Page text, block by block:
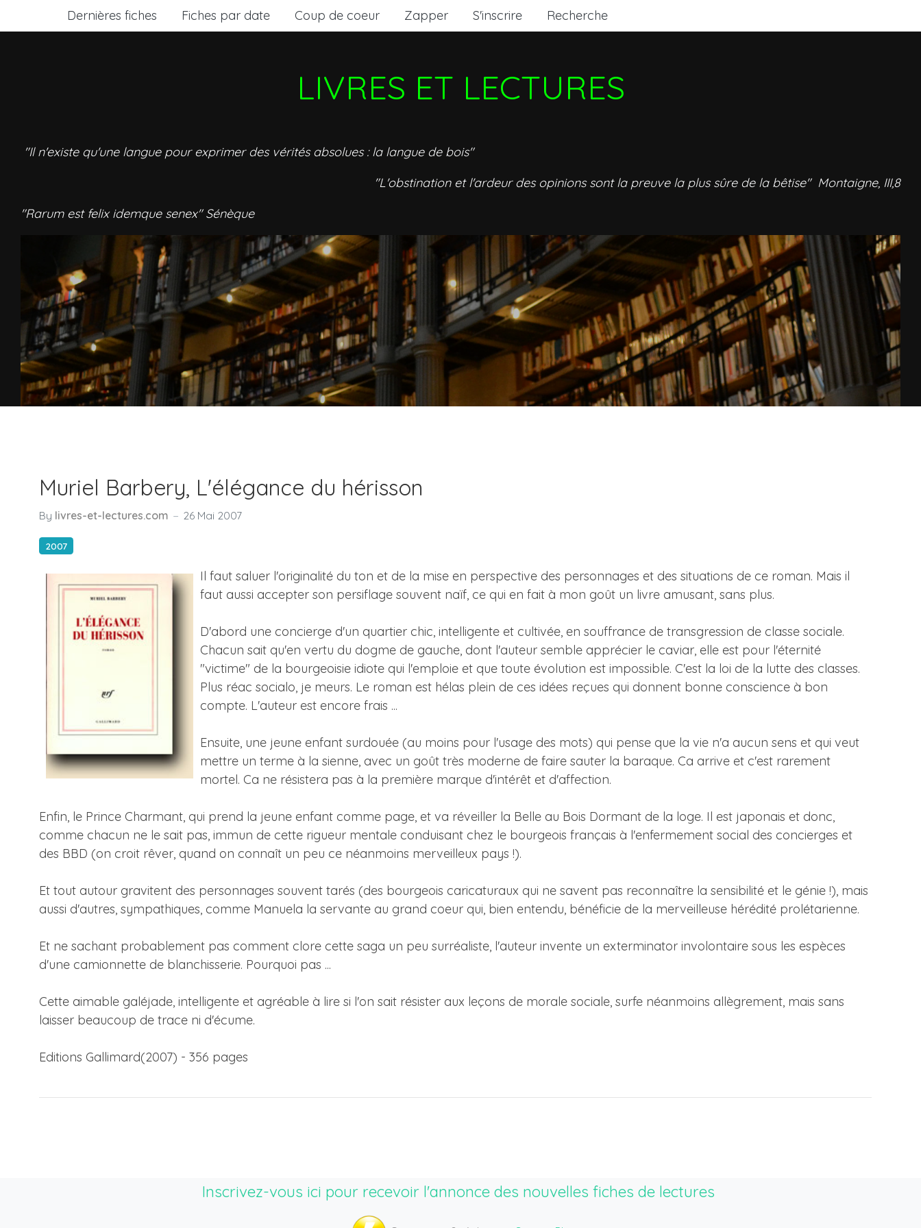
Dernières fiches Fiches par date Coup de coeur Zapper S'inscrire Recherche
LIVRES ET LECTURES
"Il n'existe qu'une langue pour exprimer des vérités absolues : la langue de bois"
"L'obstination et l'ardeur des opinions sont la preuve la plus sûre de la bêtise" Montaigne, III,8
"Rarum est felix idemque senex" Sénèque
Muriel Barbery, L'élégance du hérisson
By livres-et-lectures.com 26 Mai 2007
2007
Il faut saluer l'originalité du ton et de la mise en perspective des personnages et des situations de ce roman. Mais il
faut aussi accepter son persiflage souvent naïf, ce qui en fait à mon goût un livre amusant, sans plus.
D'abord une concierge d'un quartier chic, intelligente et cultivée, en souffrance de transgression de classe sociale.
Chacun sait qu'en vertu du dogme de gauche, dont l'auteur semble apprécier le caviar, elle est pour l'éternité
"victime" de la bourgeoisie idiote qui l'emploie et que toute évolution est impossible. C'est la loi de la lutte des classes.
Plus réac socialo, je meurs. Le roman est hélas plein de ces idées reçues qui donnent bonne conscience à bon
compte. L'auteur est encore frais ...
Ensuite, une jeune enfant surdouée (au moins pour l'usage des mots) qui pense que la vie n'a aucun sens et qui veut
mettre un terme à la sienne, avec un goût très moderne de faire sauter la baraque. Ca arrive et c'est rarement
mortel. Ca ne résistera pas à la première marque d'intérêt et d'affection.
Enfin, le Prince Charmant, qui prend la jeune enfant comme page, et va réveiller la Belle au Bois Dormant de la loge. Il est japonais et donc,
comme chacun ne le sait pas, immun de cette rigueur mentale conduisant chez le bourgeois français à l'enfermement social des concierges et
des BBD (on croit rêver, quand on connaît un peu ce néanmoins merveilleux pays !).
Et tout autour gravitent des personnages souvent tarés (des bourgeois caricaturaux qui ne savent pas reconnaître la sensibilité et le génie !), mais
aussi d'autres, sympathiques, comme Manuela la servante au grand coeur qui, bien entendu, bénéficie de la merveilleuse hérédité prolétarienne.
Et ne sachant probablement pas comment clore cette saga un peu surréaliste, l'auteur invente un exterminator involontaire sous les espèces
d'une camionnette de blanchisserie. Pourquoi pas ...
Cette aimable galéjade, intelligente et agréable à lire si l'on sait résister aux leçons de morale sociale, surfe néanmoins allègrement, mais sans
laisser beaucoup de trace ni d'écume.
Editions Gallimard(2007) - 356 pages
Inscrivez-vous ici pour recevoir l'annonce des nouvelles fiches de lectures